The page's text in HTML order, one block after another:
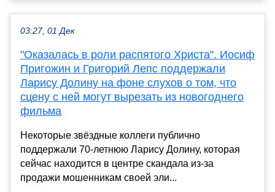
03:27, 01 Дек
"Оказалась в роли распятого Христа". Иосиф
Пригожин и Григорий Лепс поддержали
Ларису Долину на фоне слухов о том, что
сцену с ней могут вырезать из новогоднего
фильма
Некоторые звёздные коллеги публично
поддержали 70-летнюю Ларису Долину, которая
сейчас находится в центре скандала из-за
продажи мошенникам своей эли...